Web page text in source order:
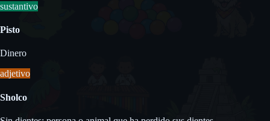
sustantivo
Pisto
Dinero
adjetivo
Sholco